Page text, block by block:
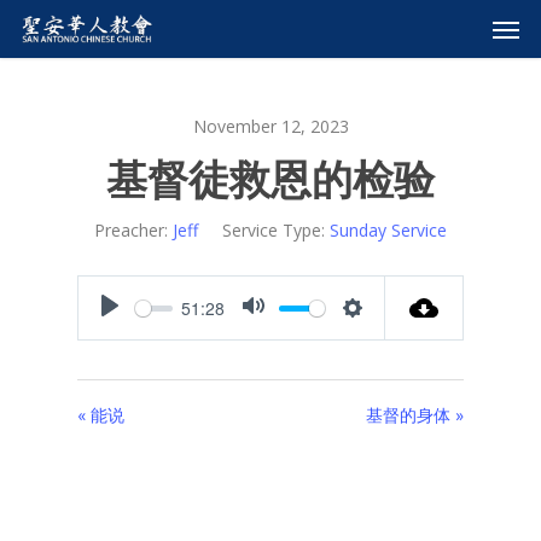
November 12, 2023
基督徒救恩的检验
Preacher: Jeff Service Type: Sunday Service
51:28
« 能说 基督的身体 »